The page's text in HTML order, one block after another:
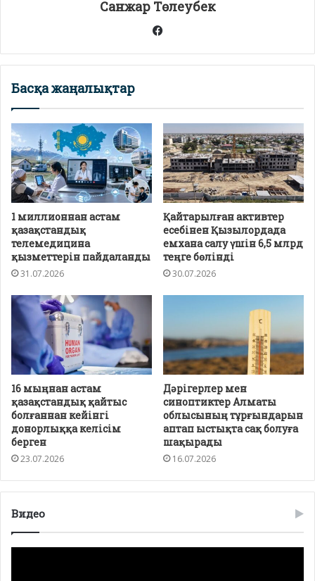
Санжар Төлеубек
Facebook
Басқа жаңалықтар
1 миллионнан астам
қазақстандық
телемедицина
қызметтерін пайдаланды
31.07.2026
Қайтарылған активтер
есебінен Қызылордада
емхана салу үшін 6,5 млрд
теңге бөлінді
30.07.2026
16 мыңнан астам
қазақстандық қайтыс
болғаннан кейінгі
донорлыққа келісім
берген
23.07.2026
Дәрігерлер мен
синоптиктер Алматы
облысының тұрғындарын
аптап ыстықта сақ болуға
шақырады
16.07.2026
Видео